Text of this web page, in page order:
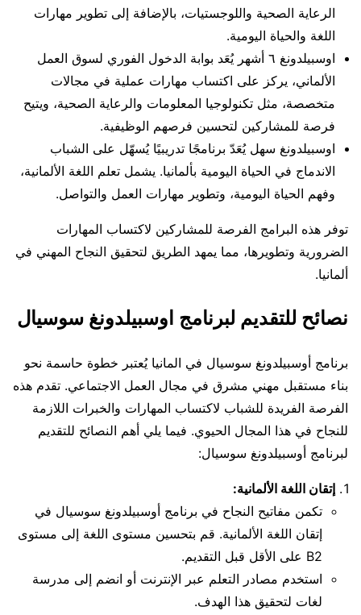
الرعاية الصحية واللوجستيات، بالإضافة إلى تطوير مهارات
اللغة والحياة اليومية.
اوسبيلدونغ ٦ أشهر يُعَد بوابة الدخول الفوري لسوق العمل
الألماني، يركز على اكتساب مهارات عملية في مجالات
متخصصة، مثل تكنولوجيا المعلومات والرعاية الصحية، ويتيح
فرصة للمشاركين لتحسين فرصهم الوظيفية.
اوسبيلدونغ سهل يُعَدّ برنامجًا تدريبيًا يُسهّل على الشباب
الاندماج في الحياة اليومية بألمانيا. يشمل تعلم اللغة الألمانية،
وفهم الحياة اليومية، وتطوير مهارات العمل والتواصل.
توفر هذه البرامج الفرصة للمشاركين لاكتساب المهارات
الضرورية وتطويرها، مما يمهد الطريق لتحقيق النجاح المهني في
ألمانيا.
نصائح للتقديم لبرنامج اوسبيلدونغ سوسيال
برنامج أوسبيلدونغ سوسيال في المانيا يُعتبر خطوة حاسمة نحو
بناء مستقبل مهني مشرق في مجال العمل الاجتماعي. تقدم هذه
الفرصة الفريدة للشباب لاكتساب المهارات والخبرات اللازمة
للنجاح في هذا المجال الحيوي. فيما يلي أهم النصائح للتقديم
لبرنامج أوسبيلدونغ سوسيال:
إتقان اللغة الألمانية:
تكمن مفاتيح النجاح في برنامج أوسبيلدونغ سوسيال في
إتقان اللغة الألمانية. قم بتحسين مستوى اللغة إلى مستوى
B2 على الأقل قبل التقديم.
استخدم مصادر التعلم عبر الإنترنت أو انضم إلى مدرسة
لغات لتحقيق هذا الهدف.